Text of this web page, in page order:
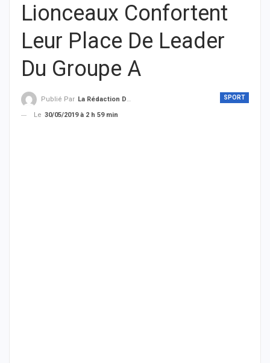
Lionceaux Confortent
Leur Place De Leader
Du Groupe A
SPORT
Publié Par La Rédaction De THIEYSENEGAL.com
Le 30/05/2019 à 2 h 59 min